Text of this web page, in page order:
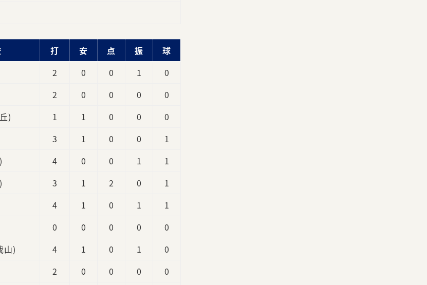
打 安 点 振
球
2 0 0 1
0
2 0 0 0
0
) 1 1 0 0
0
3 1 0 0
1
4 0 0 1
1
3 1 2 0
1
4 1 0 1
1
0 0 0 0
0
山) 4 1 0 1
0
2 0 0 0
0